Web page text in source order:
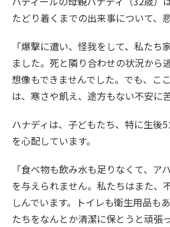
たどり着くまでの出来事について、
「爆撃に遭い、怪我をして、私たち
ました。死と隣り合わせの状況から
想像もできませんでした。でも、こ
は、寒さや飢え、途方もない不安に
ハナディは、子どもたち、特に生後
を心配しています。
「食べ物も飲み水も足りなくて、ア
を与えられません。私たちはまた、
しんでいます。トイレも衛生用品も
たちをなんとか清潔に保とうと頑張